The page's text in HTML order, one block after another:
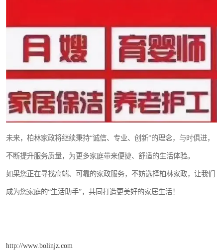
未来，柏林家政将继续秉持“诚信、专业、创新”的理念，与时俱进，
不断提升服务质量，为更多家庭带来便捷、舒适的生活体验。
如果您正在寻找高端、可靠的家政服务，不妨选择柏林家政，让我们
成为您家庭的“生活助手”，共同打造更美好的家居生活！
http://www.bolinjz.com